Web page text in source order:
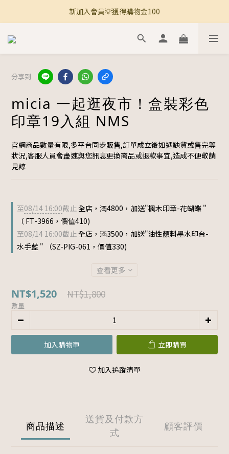
🚚 全館滿800免運 🚚
新加入會員💡獲得購物金100
🚚 全館滿800免運 🚚
分享到
micia 一起逛夜市！盒裝彩色
印章19入組 NMS
官網商品數量有限,多平台同步販售,訂單成立後如遇缺貨或售完等
狀況,客服人員會盡速與您訊息更換商品或退款事宜,造成不便敬請
見諒
至08/14 16:00截止全店，滿4800，加送"楓木印章-花蝴蝶 "
（ FT-3966，價值410)
至08/14 16:00截止全店，滿3500，加送"油性顏料墨水印台-
水手藍 " （SZ-PIG-061，價值330)
查看更多
NT$1,520 NT$1,800
數量
加入購物車 立即購買
加入追蹤清單
商品描述
送貨及付款方
式
顧客評價